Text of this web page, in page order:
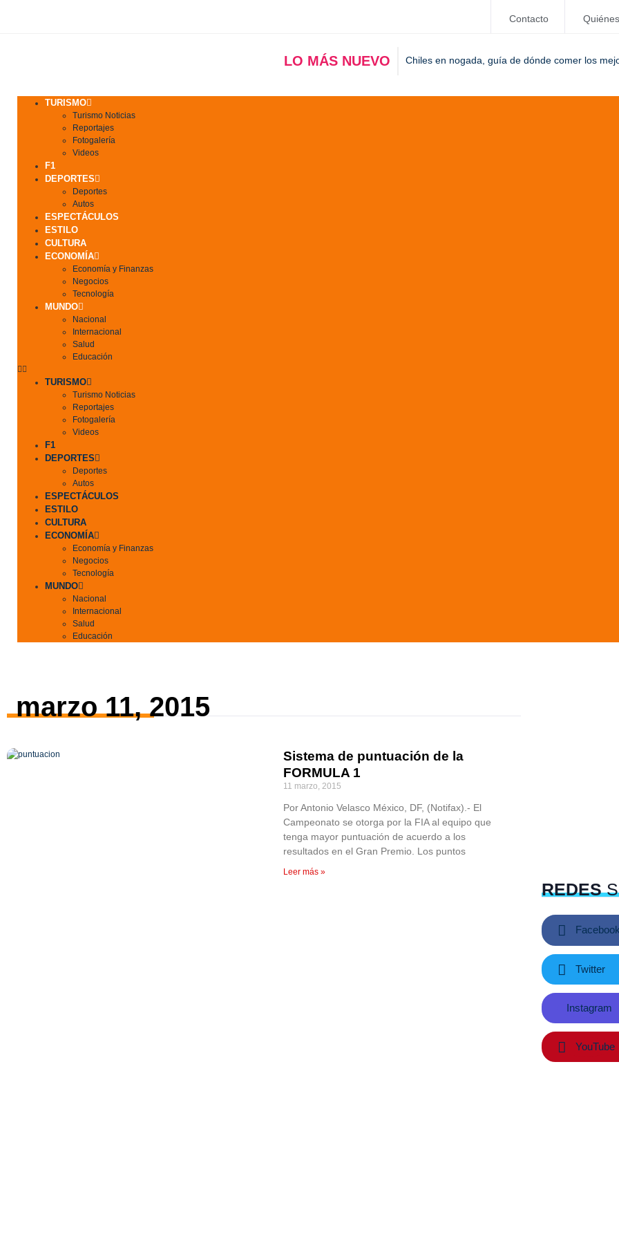
Contacto
LO MÁS NUEVO Chiles en nogada, guía de dónde comer los
TURISMO
Turismo Noticias
Reportajes
Fotogalería
Videos
F1
DEPORTES
Deportes
Autos
ESPECTÁCULOS
ESTILO
CULTURA
ECONOMÍA
Economía y Finanzas
Negocios
Tecnología
MUNDO
Nacional
Internacional
Salud
Educación
TURISMO
Turismo Noticias
Reportajes
Fotogalería
Videos
F1
DEPORTES
Deportes
Autos
ESPECTÁCULOS
ESTILO
CULTURA
ECONOMÍA
Economía y Finanzas
Negocios
Tecnología
MUNDO
Nacional
Internacional
Salud
Educación
marzo 11, 2015
Sistema de puntuación de la
FORMULA 1
11 marzo, 2015
Por Antonio Velasco México, DF, (Notifax).- El
Campeonato se otorga por la FIA al equipo que
tenga mayor puntuación de acuerdo a los
resultados en el Gran Premio. Los puntos
Leer más »
REDES
Twitter
Instagram
YouTube